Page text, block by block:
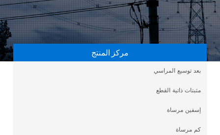
مركز المنتج
بعد توسيع المراسي
مثبتات ذاتية القطع
إسفين مرساة
كم مرساة